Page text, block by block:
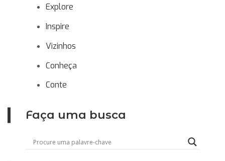
Explore
Inspire
Vizinhos
Conheça
Conte
Faça uma busca